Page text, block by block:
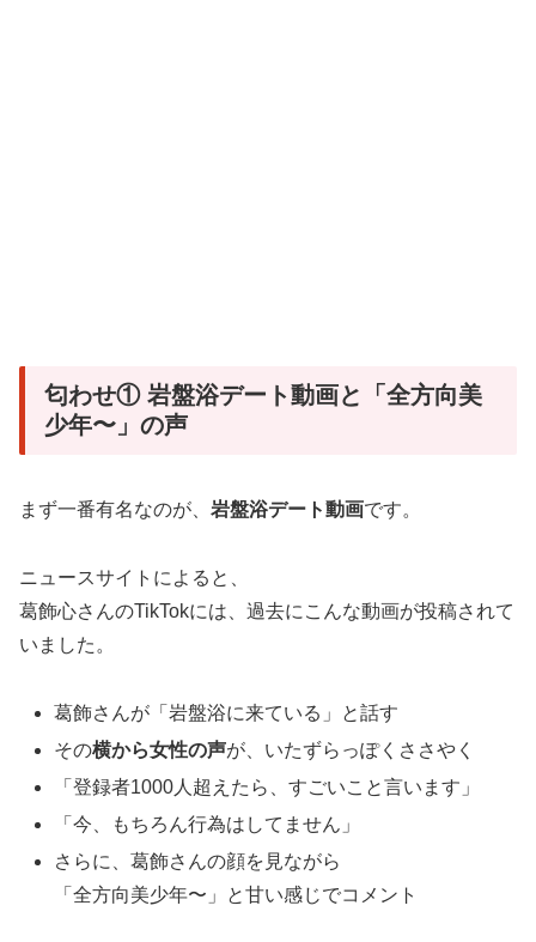
匂わせ① 岩盤浴デート動画と「全方向美
少年〜」の声
まず一番有名なのが、 岩盤浴デート動画です。
ニュースサイトによると、
葛飾心さんのTikTokには、過去にこんな動画が投稿されて
いました。
葛飾さんが「岩盤浴に来ている」と話す
その横から女性の声が、いたずらっぽくささやく
「登録者1000人超えたら、すごいこと言います」
「今、もちろん行為はしてません」
さらに、葛飾さんの顔を見ながら
「全方向美少年〜」と甘い感じでコメント